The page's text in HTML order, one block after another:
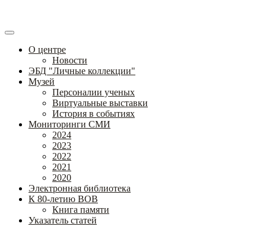
О центре
Новости
ЭБД "Личные коллекции"
Музей
Персоналии ученых
Виртуальные выставки
История в событиях
Мониторинги СМИ
2024
2023
2022
2021
2020
Электронная библиотека
К 80-летию ВОВ
Книга памяти
Указатель статей